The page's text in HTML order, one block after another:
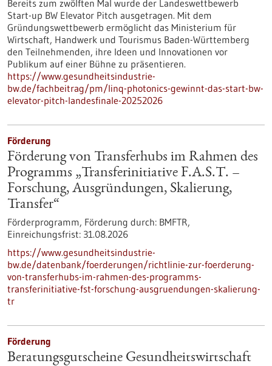
Bereits zum zwölften Mal wurde der Landeswettbewerb
Start-up BW Elevator Pitch ausgetragen. Mit dem
Gründungswettbewerb ermöglicht das Ministerium für
Wirtschaft, Handwerk und Tourismus Baden-Württemberg
den Teilnehmenden, ihre Ideen und Innovationen vor
Publikum auf einer Bühne zu präsentieren.
https://www.gesundheitsindustrie-
bw.de/fachbeitrag/pm/linq-photonics-gewinnt-das-start-bw-
elevator-pitch-landesfinale-20252026
Förderung
Förderung von Transferhubs im Rahmen des
Programms „Transferinitiative F.A.S.T. –
Forschung, Ausgründungen, Skalierung,
Transfer“
Förderprogramm, Förderung durch: BMFTR,
Einreichungsfrist: 31.08.2026
https://www.gesundheitsindustrie-
bw.de/datenbank/foerderungen/richtlinie-zur-foerderung-
von-transferhubs-im-rahmen-des-programms-
transferinitiative-fst-forschung-ausgruendungen-skalierung-
tr
Förderung
Beratungsgutscheine Gesundheitswirtschaft